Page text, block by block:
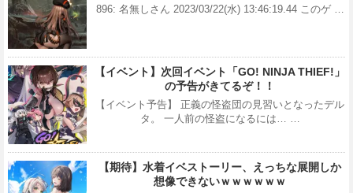
896: 名無しさん 2023/03/22(水) 13:46:19.44 このゲ …
【イベント】次回イベント「GO! NINJA THIEF!」
の予告がきてるぞ！！
【イベント予告】 正義の怪盗団の見習いとなったデル
タ。 一人前の怪盗になるには… …
【期待】水着イベストーリー、えっちな展開しか
想像できないｗｗｗｗｗｗ